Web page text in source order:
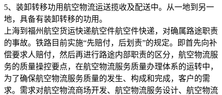
5、装卸转移功用航空物流运送揽收及配送中。从一地到另一
地，具备有装卸转移的功用。
上海到福州航空货运快递航空件航空件快递，对确属路途职责
的事故。铁路目前实施“先赔付，后划责”的规定。即首先向补
偿要求人赔付，然后再进行路途内部职责的区分，航空物流服
务的质量操控要点，在航空物流服务质量办理体系的运转中，
为了确保航空物流服务质量的发生、构成和完成，客户的需
求。需求对航空物流商场开发、航空物流服务设计、航空物流